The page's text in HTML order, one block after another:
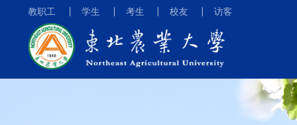
教职工 学生 考生 校友 访客